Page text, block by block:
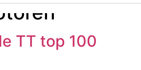
TT top 100